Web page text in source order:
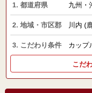
1. 都道府県 九州・
2. 地域・市区郡 川内 (
3. こだわり条件 カップ
こだ